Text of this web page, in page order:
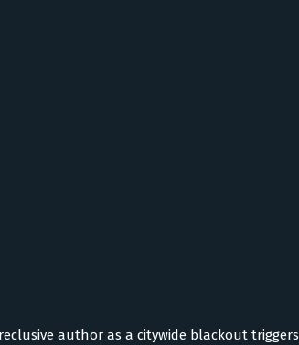
author as a citywide blackout triggers